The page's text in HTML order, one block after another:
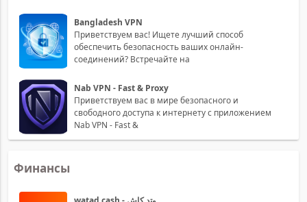
Bangladesh VPN
Приветствуем вас! Ищете лучший способ
обеспечить безопасность ваших онлайн-
соединений? Встречайте на
Nab VPN - Fast & Proxy
Приветствуем вас в мире безопасного и
свободного доступа к интернету с приложением
Nab VPN - Fast &
Финансы